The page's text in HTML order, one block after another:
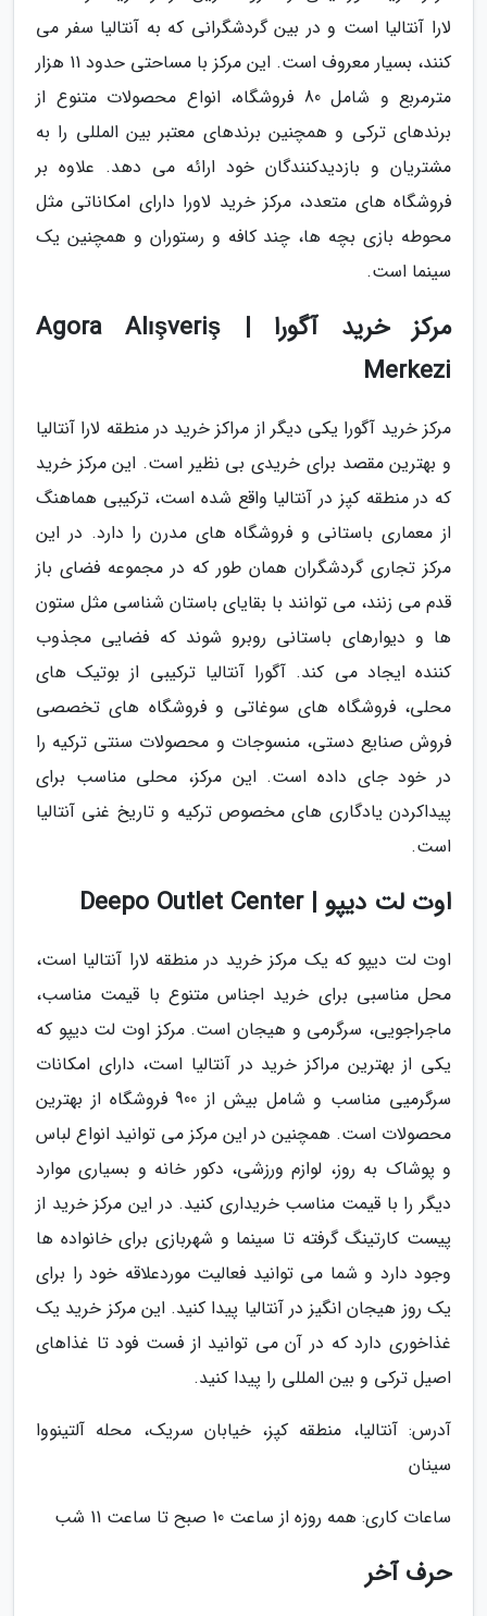
لارا آنتالیا است و در بین گردشگرانی که به آنتالیا سفر می
کنند، بسیار معروف است. این مرکز با مساحتی حدود 11 هزار
مترمربع و شامل 80 فروشگاه، انواع محصولات متنوع از
برندهای ترکی و همچنین برندهای معتبر بین المللی را به
مشتریان و بازدیدکنندگان خود ارائه می دهد. علاوه بر
فروشگاه های متعدد، مرکز خرید لاورا دارای امکاناتی مثل
محوطه بازی بچه ها، چند کافه و رستوران و همچنین یک
سینما است.
مرکز خرید آگورا | Agora Alışveriş
Merkezi
مرکز خرید آگورا یکی دیگر از مراکز خرید در منطقه لارا آنتالیا
و بهترین مقصد برای خریدی بی نظیر است. این مرکز خرید
که در منطقه کپز در آنتالیا واقع شده است، ترکیبی هماهنگ
از معماری باستانی و فروشگاه های مدرن را دارد. در این
مرکز تجاری گردشگران همان طور که در مجموعه فضای باز
قدم می زنند، می توانند با بقایای باستان شناسی مثل ستون
ها و دیوارهای باستانی روبرو شوند که فضایی مجذوب
کننده ایجاد می کند. آگورا آنتالیا ترکیبی از بوتیک های
محلی، فروشگاه های سوغاتی و فروشگاه های تخصصی
فروش صنایع دستی، منسوجات و محصولات سنتی ترکیه را
در خود جای داده است. این مرکز، محلی مناسب برای
پیداکردن یادگاری های مخصوص ترکیه و تاریخ غنی آنتالیا
است.
اوت لت دیپو | Deepo Outlet Center
اوت لت دیپو که یک مرکز خرید در منطقه لارا آنتالیا است،
محل مناسبی برای خرید اجناس متنوع با قیمت مناسب،
ماجراجویی، سرگرمی و هیجان است. مرکز اوت لت دیپو که
یکی از بهترین مراکز خرید در آنتالیا است، دارای امکانات
سرگرمیی مناسب و شامل بیش از 900 فروشگاه از بهترین
محصولات است. همچنین در این مرکز می توانید انواع لباس
و پوشاک به روز، لوازم ورزشی، دکور خانه و بسیاری موارد
دیگر را با قیمت مناسب خریداری کنید. در این مرکز خرید از
پیست کارتینگ گرفته تا سینما و شهربازی برای خانواده ها
وجود دارد و شما می توانید فعالیت موردعلاقه خود را برای
یک روز هیجان انگیز در آنتالیا پیدا کنید. این مرکز خرید یک
غذاخوری دارد که در آن می توانید از فست فود تا غذاهای
اصیل ترکی و بین المللی را پیدا کنید.
آدرس: آنتالیا، منطقه کپز، خیابان سریک، محله آلتینووا
سینان
ساعات کاری: همه روزه از ساعت 10 صبح تا ساعت 11 شب
حرف آخر